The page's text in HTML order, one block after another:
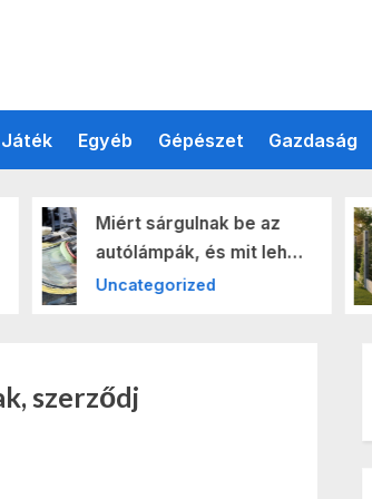
Játék Egyéb Gépészet Gazdaság
be az
és mit lehet
Telepítési tippek
stabilitás
ponthegesztett
szerződj